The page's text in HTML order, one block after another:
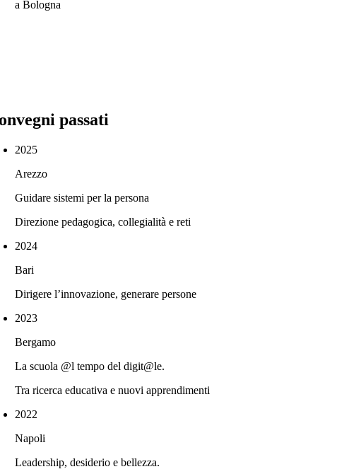
a Bologna
passati
2025
Arezzo
Guidare sistemi per la persona
Direzione pedagogica, collegialità e reti
2024
Bari
Dirigere l’innovazione, generare persone
2023
Bergamo
La scuola @l tempo del digit@le.
Tra ricerca educativa e nuovi apprendimenti
2022
Napoli
Leadership, desiderio e bellezza.